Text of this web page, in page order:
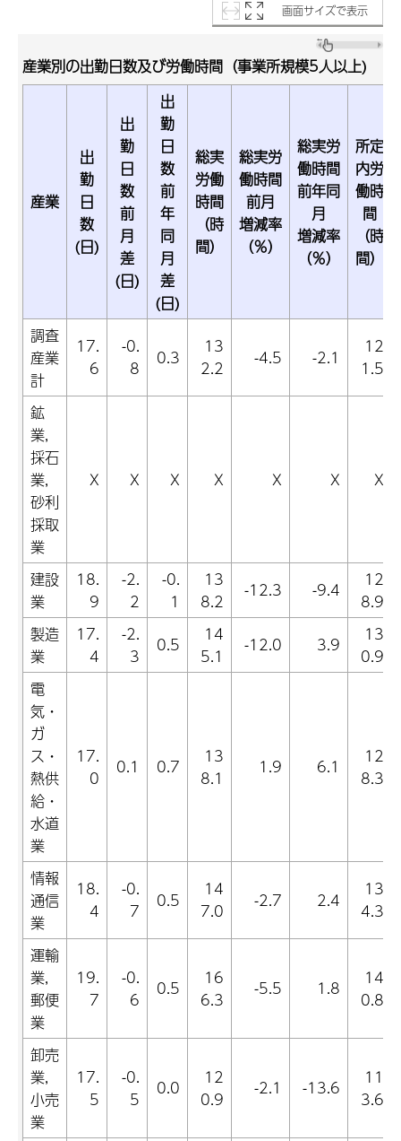
画面サイズで表示
産業別の出勤日数及び労働時間（事業所規模5人以上)
産業
出
勤
日
数
(日)
出
勤
日
数
前
月
差
(日)
出
勤
日
数
前
年
同
月
差
(日)
総実
労働
時間
（時
間）
総実労
働時間
前月
増減率
（％）
総実労
働時間
前年同
月
増減率
（％）
所定
内労
働時
間
（時
間）
調査
産業
計
17.
6
-0.
8
0.3
13
2.2
-4.5 -2.1
12
1.5
鉱
業,
採石
業,
砂利
採取
業
X X X X X X X
建設
業
18.
9
-2.
2
-0.
1
13
8.2
-12.3 -9.4
12
8.9
製造
業
17.
4
-2.
3
0.5
14
5.1
-12.0 3.9
13
0.9
電
気・
ガ
ス・
熱供
給・
水道
業
17.
0
0.1 0.7
13
8.1
1.9 6.1
12
8.3
情報
通信
業
18.
4
-0.
7
0.5
14
7.0
-2.7 2.4
13
4.3
運輸
業,
郵便
業
19.
7
-0.
6
0.5
16
6.3
-5.5 1.8
14
0.8
卸売
業,
小売
業
17.
5
-0.
5
0.0
12
0.9
-2.1 -13.6
11
3.6